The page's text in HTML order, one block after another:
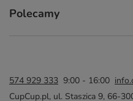
Polecamy
574 929 333 9:00 - 16:00
CupCup.pl, ul. Staszica 9, 66-